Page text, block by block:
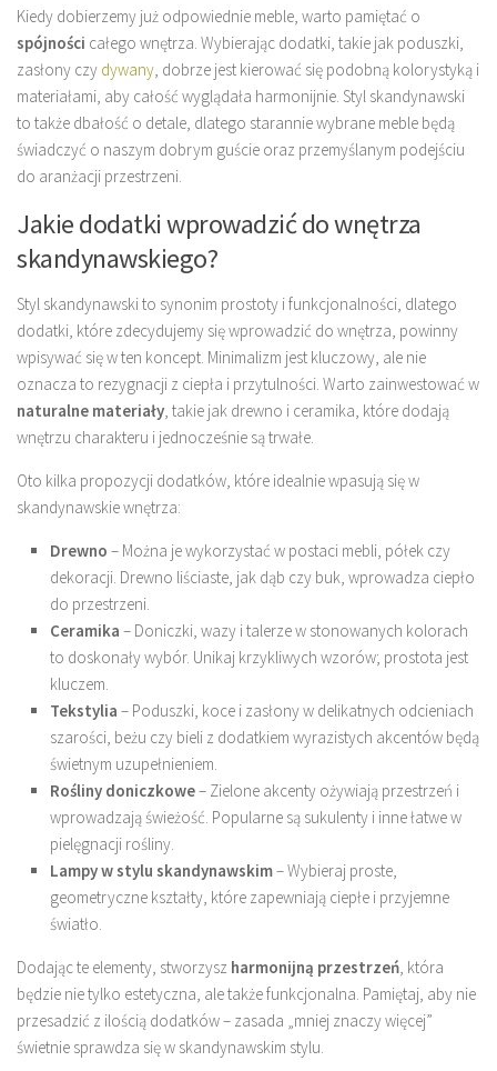
Kiedy dobierzemy już odpowiednie meble, warto pamiętać o
spójności całego wnętrza. Wybierając dodatki, takie jak poduszki,
zasłony czy dywany, dobrze jest kierować się podobną kolorystyką i
materiałami, aby całość wyglądała harmonijnie. Styl skandynawski
to także dbałość o detale, dlatego starannie wybrane meble będą
świadczyć o naszym dobrym guście oraz przemyślanym podejściu
do aranżacji przestrzeni.
Jakie dodatki wprowadzić do wnętrza
skandynawskiego?
Styl skandynawski to synonim prostoty i funkcjonalności, dlatego
dodatki, które zdecydujemy się wprowadzić do wnętrza, powinny
wpisywać się w ten koncept. Minimalizm jest kluczowy, ale nie
oznacza to rezygnacji z ciepła i przytulności. Warto zainwestować w
naturalne materiały, takie jak drewno i ceramika, które dodają
wnętrzu charakteru i jednocześnie są trwałe.
Oto kilka propozycji dodatków, które idealnie wpasują się w
skandynawskie wnętrza:
Drewno – Można je wykorzystać w postaci mebli, półek czy
dekoracji. Drewno liściaste, jak dąb czy buk, wprowadza ciepło
do przestrzeni.
Ceramika – Doniczki, wazy i talerze w stonowanych kolorach
to doskonały wybór. Unikaj krzykliwych wzorów; prostota jest
kluczem.
Tekstylia – Poduszki, koce i zasłony w delikatnych odcieniach
szarości, beżu czy bieli z dodatkiem wyrazistych akcentów będą
świetnym uzupełnieniem.
Rośliny doniczkowe– Zielone akcenty ożywiają przestrzeń i
wprowadzają świeżość. Popularne są sukulenty i inne łatwe w
pielęgnacji rośliny.
Lampy w stylu skandynawskim– Wybieraj proste,
geometryczne kształty, które zapewniają ciepłe i przyjemne
światło.
Dodając te elementy, stworzysz harmonijną przestrzeń, która
będzie nie tylko estetyczna, ale także funkcjonalna. Pamiętaj, aby nie
przesadzić z ilością dodatków – zasada „mniej znaczy więcej”
świetnie sprawdza się w skandynawskim stylu.